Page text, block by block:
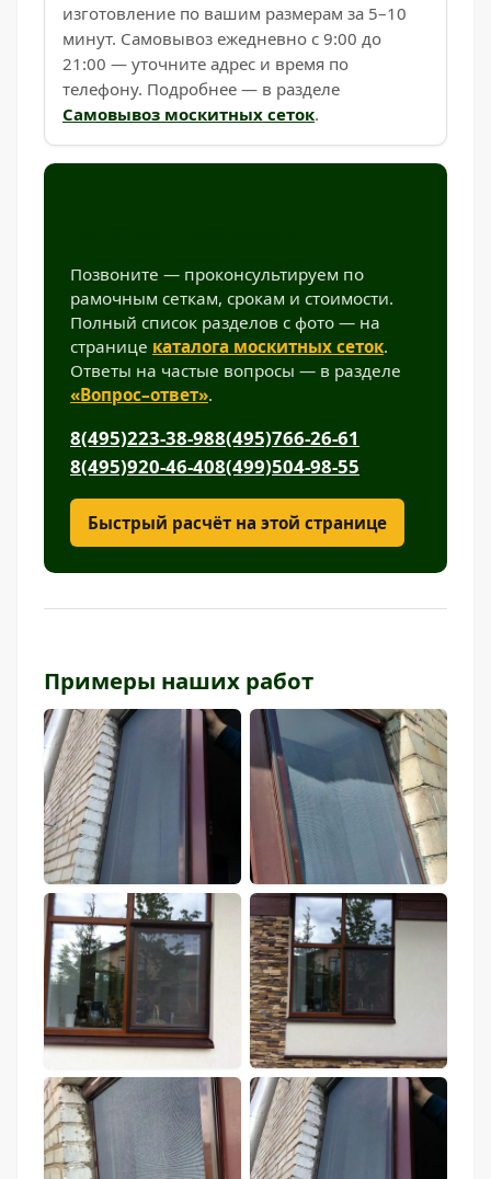
изготовление по вашим размерам за 5–10
минут. Самовывоз ежедневно с 9:00 до
21:00 — уточните адрес и время по
телефону. Подробнее — в разделе
Самовывоз москитных сеток.
Позвоните — проконсультируем по
рамочным сеткам, срокам и стоимости.
Полный список разделов с фото — на
странице каталога москитных сеток.
Ответы на частые вопросы — в разделе
«Вопрос–ответ».
8(495)223-38-988(495)766-26-61
8(495)920-46-408(499)504-98-55
Быстрый расчёт на этой странице
Примеры наших работ